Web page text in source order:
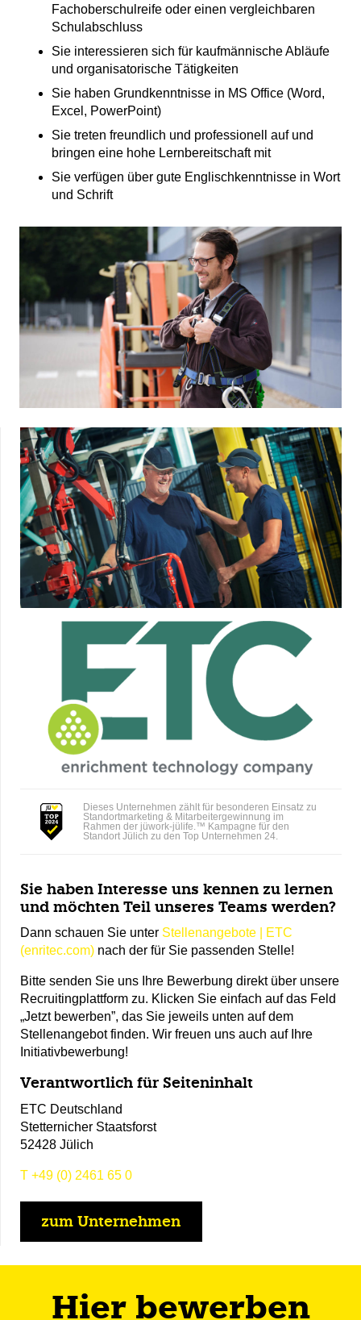
Fachoberschulreife oder einen vergleichbaren
Schulabschluss
Sie interessieren sich für kaufmännische Abläufe
und organisatorische Tätigkeiten
Sie haben Grundkenntnisse in MS Office (Word,
Excel, PowerPoint)
Sie treten freundlich und professionell auf und
bringen eine hohe Lernbereitschaft mit
Sie verfügen über gute Englischkenntnisse in Wort
und Schrift
Dieses Unternehmen zählt für besonderen Einsatz zu
Standortmarketing & Mitarbeitergewinnung im
Rahmen der jüwork-jülife.™ Kampagne für den
Standort Jülich zu den Top Unternehmen 24.
Sie haben Interesse uns kennen zu lernen
und möchten Teil unseres Teams werden?
Dann schauen Sie unter Stellenangebote | ETC
(enritec.com) nach der für Sie passenden Stelle!
Bitte senden Sie uns Ihre Bewerbung direkt über unsere
Recruitingplattform zu. Klicken Sie einfach auf das Feld
„Jetzt bewerben”, das Sie jeweils unten auf dem
Stellenangebot finden. Wir freuen uns auch auf Ihre
Initiativbewerbung!
Verantwortlich für Seiteninhalt
ETC Deutschland
Stetternicher Staatsforst
52428 Jülich
T +49 (0) 2461 65 0
zum Unternehmen
Hier bewerben